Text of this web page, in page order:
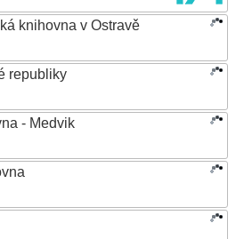
knihovna v Ostravě
republiky
- Medvik